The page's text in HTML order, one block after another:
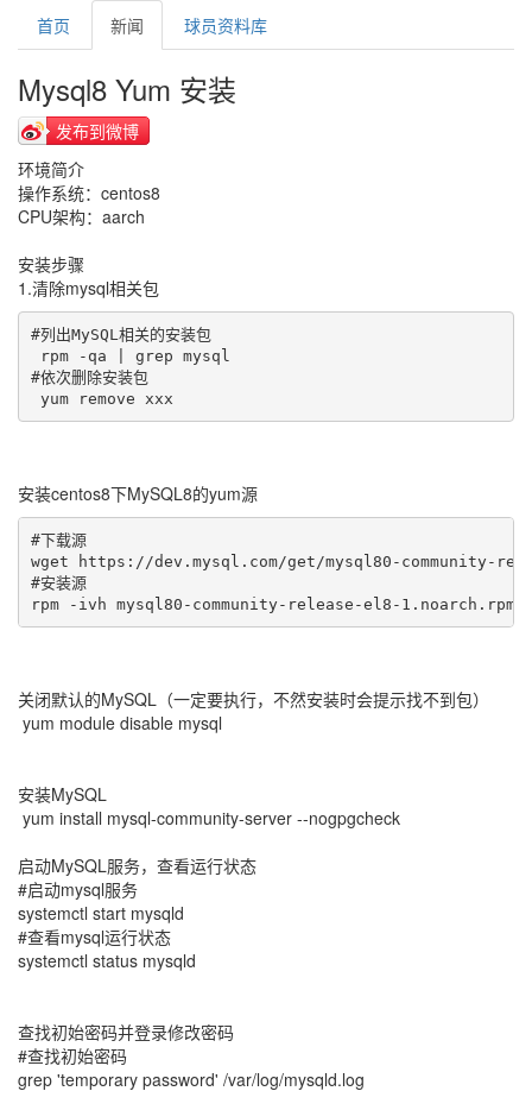
首页 新闻 球员资料库
Mysql8 Yum 安装
发布到微博
环境简介
操作系统：centos8
CPU架构：aarch
安装步骤
1.清除mysql相关包
#列出MySQL相关的安装包
rpm -qa | grep mysql
#依次删除安装包
yum remove xxx
安装centos8下MySQL8的yum源
#下载源
wget https://dev.mysql.com/get/mysql80-community-
#安装源
rpm -ivh mysql80-community-release-el8-1.noarch.rpm
关闭默认的MySQL（一定要执行，不然安装时会提示找不到包）
yum module disable mysql
安装MySQL
yum install mysql-community-server --nogpgcheck
启动MySQL服务，查看运行状态
#启动mysql服务
systemctl start mysqld
#查看mysql运行状态
systemctl status mysqld
查找初始密码并登录修改密码
#查找初始密码
grep 'temporary password' /var/log/mysqld.log